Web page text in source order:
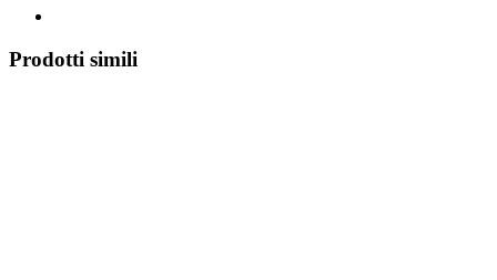
Prodotti simili